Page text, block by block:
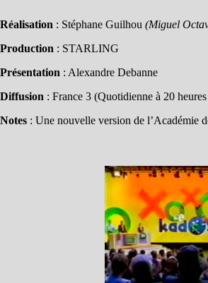
Réalisation : Stéphane Guilhou (Miguel
Production : STARLING
Présentation : Alexandre Debanne
Diffusion : France 3 (Quotidienne à 20
Notes : Une nouvelle version de l’Académie